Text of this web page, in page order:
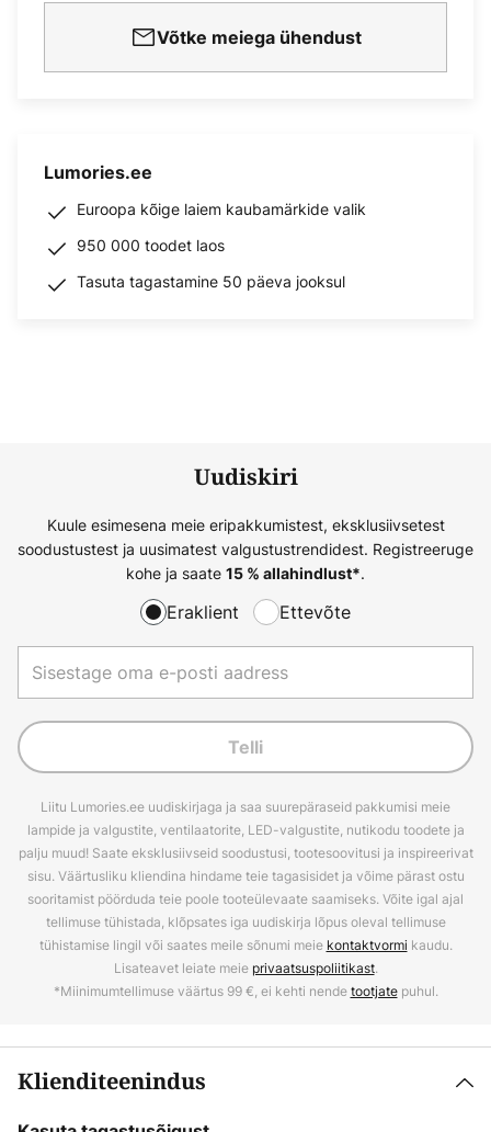
Võtke meiega ühendust
Lumories.ee
Euroopa kõige laiem kaubamärkide valik
950 000 toodet laos
Tasuta tagastamine 50 päeva jooksul
Uudiskiri
Kuule esimesena meie eripakkumistest, eksklusiivsetest
soodustustest ja uusimatest valgustustrendidest. Registreeruge
kohe ja saate 15 % allahindlust*.
Eraklient Ettevõte
Telli
Liitu Lumories.ee uudiskirjaga ja saa suurepäraseid pakkumisi meie
lampide ja valgustite, ventilaatorite, LED-valgustite, nutikodu toodete ja
palju muud! Saate eksklusiivseid soodustusi, tootesoovitusi ja inspireerivat
sisu. Väärtusliku kliendina hindame teie tagasisidet ja võime pärast ostu
sooritamist pöörduda teie poole tooteülevaate saamiseks. Võite igal ajal
tellimuse tühistada, klõpsates iga uudiskirja lõpus oleval tellimuse
tühistamise lingil või saates meile sõnumi meie kontaktvormi kaudu.
Lisateavet leiate meie privaatsuspoliitikast.
*Miinimumtellimuse väärtus 99 €, ei kehti nendetootjatepuhul.
Klienditeenindus